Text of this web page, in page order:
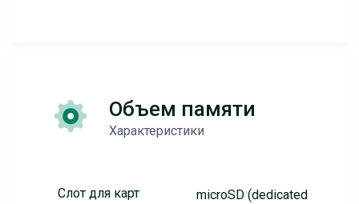
Объем памяти
Характеристики
Слот для карт
microSD (dedicated